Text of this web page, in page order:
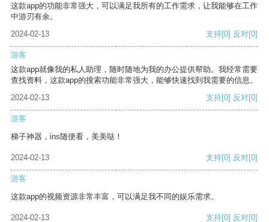
这款app的功能非常强大，可以满足我所有的工作需求，让我能够在工作
中游刃有余。
2024-02-13
支持[0] 反对[0]
游客
这款app就像我的私人助理，随时随地为我的办公提供帮助。我经常需要
查找资料，这款app的搜索功能非常强大，能够快速找到我需要的信息。
2024-02-13
支持[0] 反对[0]
游客
梯子神器，ins随便看，美美哒！
2024-02-13 支持[0] 反对[0]
游客
这款app的视频资源非常丰富，可以满足我不同的娱乐需求。
2024-02-13 支持[0] 反对[0]